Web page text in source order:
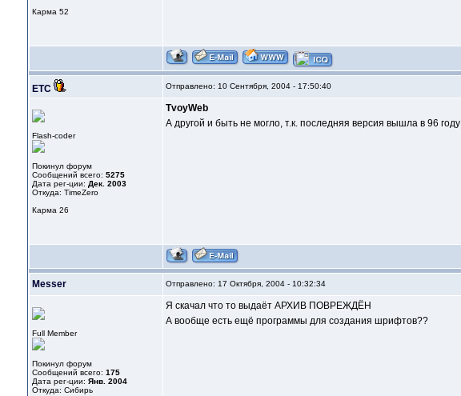
Карма 52
ETC Отправлено: 10 Сентября, 2004 - 17:50:40
Flash-coder
Покинул форум
Сообщений всего: 5275
Дата рег-ции: Дек. 2003
Откуда: TimeZero
Карма 26
TvoyWeb
А другой и быть не могло, т.к. последняя версия вышла в 96 году
Messer Отправлено: 17 Октября, 2004 - 10:32:34
Full Member
Покинул форум
Сообщений всего: 175
Дата рег-ции: Янв. 2004
Откуда: Сибирь
Я скачал что то выдаёт АРХИВ ПОВРЕЖДЁН
А вообще есть ещё программы для создания шрифтов??